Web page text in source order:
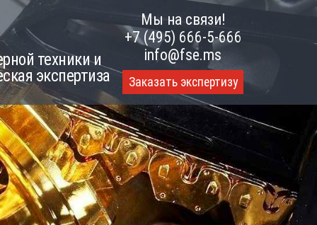
техники и
экспертиза
Мы на связи!
+7 (495) 666-5-666
info@fse.ms
Заказать экспертизу